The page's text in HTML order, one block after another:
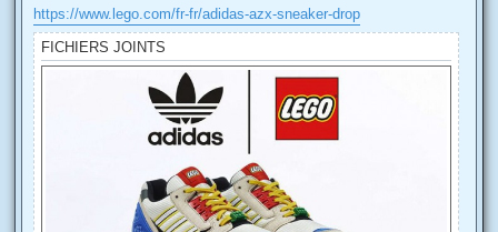
https://www.lego.com/fr-fr/adidas-azx-sneaker-drop
FICHIERS JOINTS